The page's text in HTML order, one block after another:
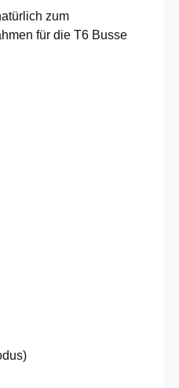
zum
für die T6 Busse